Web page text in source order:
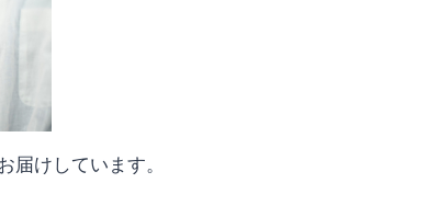
届けしています。